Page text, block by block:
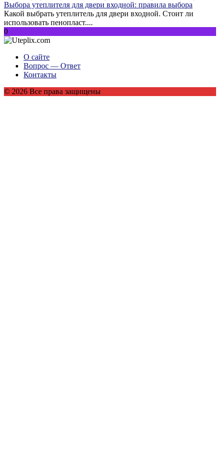
Выбора утеплителя для двери входной: правила выбора
Какой выбрать утеплитель для двери входной. Стоит ли
использовать пенопласт....
0
О сайте
Вопрос — Ответ
Контакты
© 2026 Все права защищены